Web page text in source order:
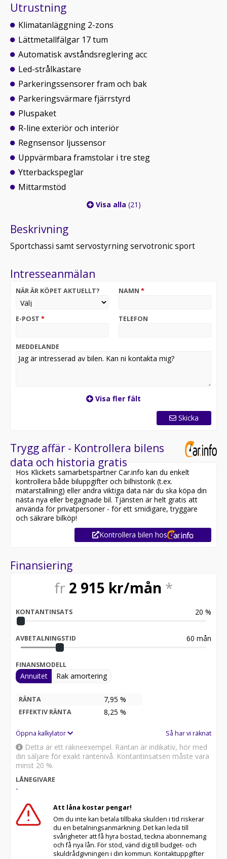
Utrustning
Klimatanläggning 2-zons
Lättmetallfälgar 17 tum
Automatisk avståndsreglering acc
Led-strålkastare
Parkeringssensorer fram och bak
Parkeringsvärmare fjärrstyrd
Pluspaket
R-line exteriör och interiör
Regnsensor ljussensor
Uppvärmbara framstolar i tre steg
Ytterbackspeglar
Mittarmstöd
Visa alla (21)
Beskrivning
Sportchassi samt servostyrning servotronic sport
Intresseanmälan
NÄR ÄR KÖPET AKTUELLT? NAMN *
E-POST * TELEFON
MEDDELANDE
Visa fler fält
Skicka
Trygg affär - Kontrollera bilens
data och historia gratis
Hos Klickets samarbetspartner Car.info kan du enkelt
kontrollera både biluppgifter och bilhistorik (t.ex.
mätarställning) eller andra viktiga data när du ska köpa din
nästa nya eller begagnade bil. Tjänsten är helt gratis att
använda för privatpersoner - för ett smidigare, tryggare
och säkrare bilköp!
Kontrollera bilen hos
Finansiering
fr 2 915 kr/mån *
KONTANTINSATS 20 %
AVBETALNINGSTID 60 mån
FINANSMODELL
Annuitet Rak amortering
RÄNTA 7,95 %
EFFEKTIV RÄNTA 8,25 %
Öppna kalkylator Så har vi räknat
Detta är ett räkneexempel. Räntan är indikativ, hör med
din säljare för exakt räntenivå. Kontantinsatsen måste vara
minst 20 %.
LÅNEGIVARE
-
Att låna kostar pengar!
Om du inte kan betala tillbaka skulden i tid riskerar
du en betalningsanmärkning. Det kan leda till
svårigheter att få hyra bostad, teckna abonnemang
och få nya lån. För stöd, vänd dig till budget- och
skuldrådgivningen i din kommun. Kontaktuppgifter